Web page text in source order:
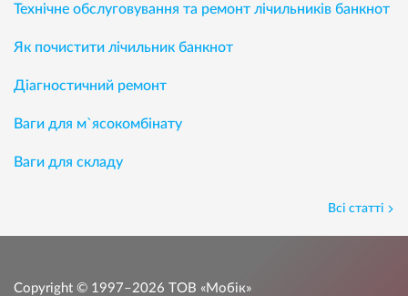
Технічне обслуговування та ремонт лічильників банкнот
Як почистити лічильник банкнот
Діагностичний ремонт
Ваги для м`ясокомбінату
Ваги для складу
Всі статті
Copyright © 1997–2026 ТОВ «Мобік»